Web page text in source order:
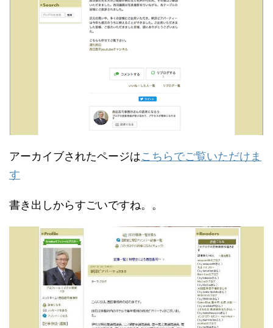
アーカイブされたページはこちらでご覧いただけま
す
書き出しからすごいですね。。